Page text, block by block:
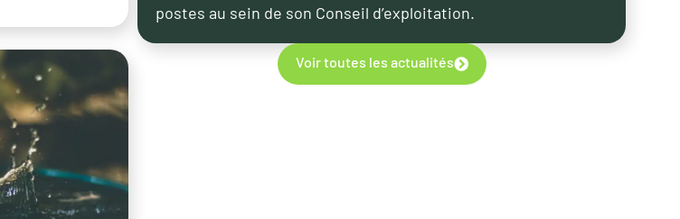
postes au sein de son Conseil d’exploitation.
Voir toutes les actualités